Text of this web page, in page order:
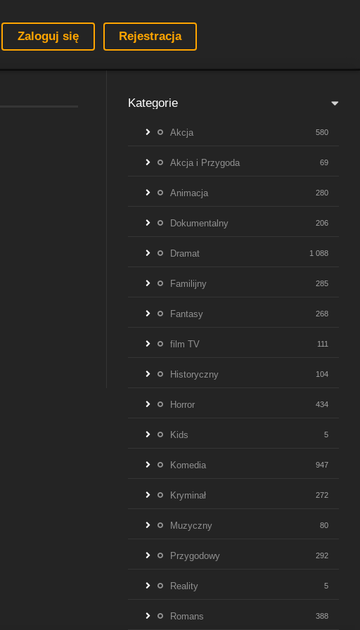
Zaloguj się Rejestracja
Kategorie
Akcja 580
Akcja i Przygoda 69
Animacja 280
Dokumentalny 206
Dramat 1 088
Familijny 285
Fantasy 268
film TV 111
Historyczny 104
Horror 434
Kids 5
Komedia 947
Kryminał 272
Muzyczny 80
Przygodowy 292
Reality 5
Romans 388